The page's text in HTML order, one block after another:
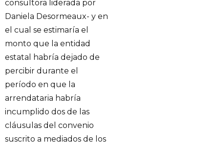
consultora liderada por
Daniela Desormeaux- y en
el cual se estimaría el
monto que la entidad
estatal habría dejado de
percibir durante el
período en que la
arrendataria habría
incumplido dos de las
cláusulas del convenio
suscrito a mediados de los